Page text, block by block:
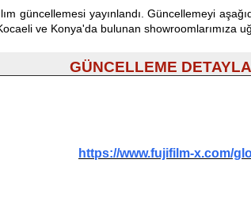
güncellemesi yayınlandı. Güncellemeyi aşağ
ve Konya'da bulunan showroomlarımıza uğ
GÜNCELLEME
https://www.fujifilm-x.com/